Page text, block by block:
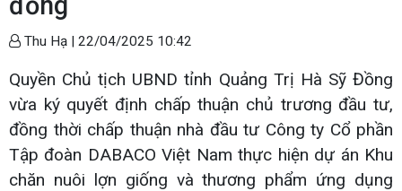
Thu Hạ | 22/04/2025 10:42
Quyền Chủ tịch UBND tỉnh Quảng Trị Hà Sỹ Đồng
vừa ký quyết định chấp thuận chủ trương đầu tư,
đồng thời chấp thuận nhà đầu tư Công ty Cổ phần
Tập đoàn DABACO Việt Nam thực hiện dự án Khu
chăn nuôi lợn giống và thương phẩm ứng dụng